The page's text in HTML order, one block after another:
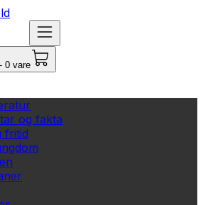
0 vare
og fakta
fritid